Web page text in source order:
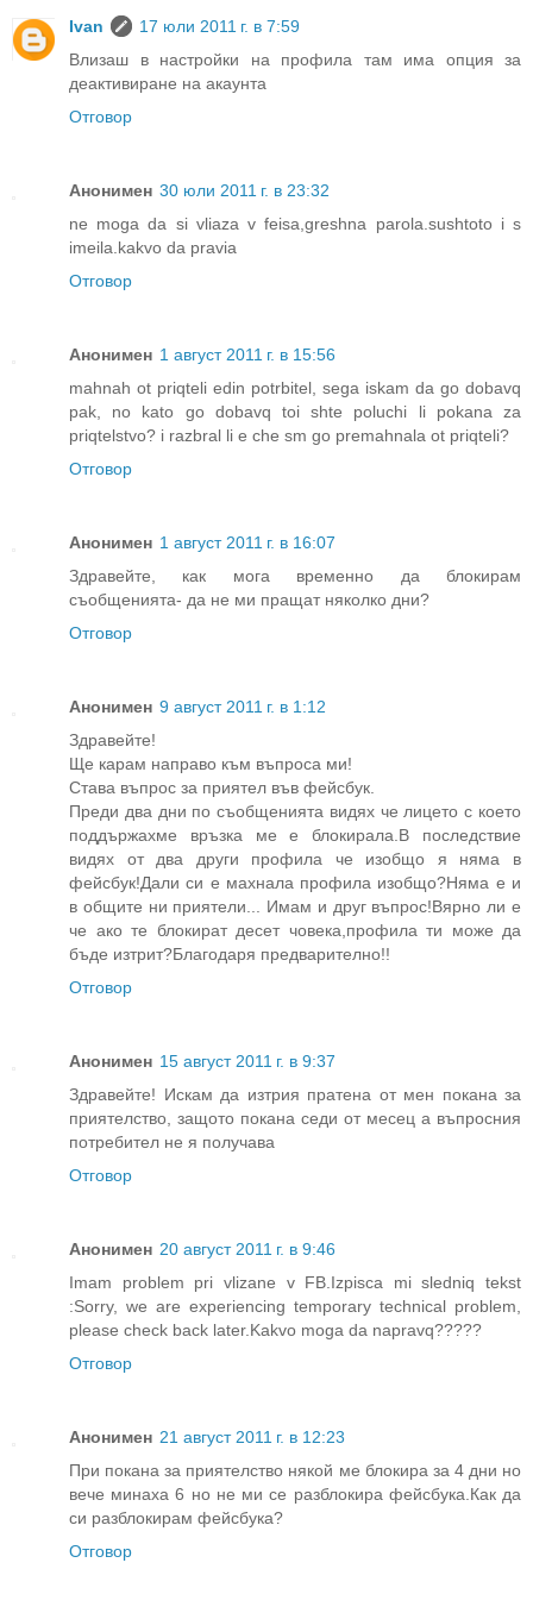
Ivan
17 юли 2011 г. в 7:59
Влизаш в настройки на профила там има опция за
деактивиране на акаунта
Отговор
Анонимен 30 юли 2011 г. в 23:32
ne moga da si vliaza v feisa,greshna parola.sushtoto i s
imeila.kakvo da pravia
Отговор
Анонимен 1 август 2011 г. в 15:56
mahnah ot priqteli edin potrbitel, sega iskam da go dobavq
pak, no kato go dobavq toi shte poluchi li pokana za
priqtelstvo? i razbral li e che sm go premahnala ot priqteli?
Отговор
Анонимен 1 август 2011 г. в 16:07
Здравейте, как мога временно да блокирам
съобщенията- да не ми пращат няколко дни?
Отговор
Анонимен 9 август 2011 г. в 1:12
Здравейте!
Ще карам направо към въпроса ми!
Става въпрос за приятел във фейсбук.
Преди два дни по съобщенията видях че лицето с което
поддържахме връзка ме е блокирала.В последствие
видях от два други профила че изобщо я няма в
фейсбук!Дали си е махнала профила изобщо?Няма е и
в общите ни приятели... Имам и друг въпрос!Вярно ли е
че ако те блокират десет човека,профила ти може да
бъде изтрит?Благодаря предварително!!
Отговор
Анонимен 15 август 2011 г. в 9:37
Здравейте! Искам да изтрия пратена от мен покана за
приятелство, защото покана седи от месец а въпросния
потребител не я получава
Отговор
Анонимен 20 август 2011 г. в 9:46
Imam problem pri vlizane v FB.Izpisca mi sledniq tekst
:Sorry, we are experiencing temporary technical problem,
please check back later.Kakvo moga da napravq?????
Отговор
Анонимен 21 август 2011 г. в 12:23
При покана за приятелство някой ме блокира за 4 дни но
вече минаха 6 но не ми се разблокира фейсбука.Как да
си разблокирам фейсбука?
Отговор